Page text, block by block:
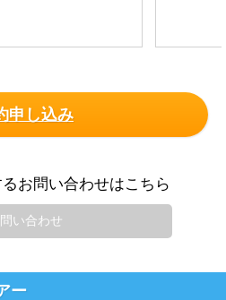
申し込み
お問い合わせはこちら
い合わせ
ー